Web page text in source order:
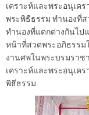
เคราะห์และพระอนุเค
พระพิธีธรรม ทำนองที่
ทำนองที่แตกต่างกันไป
หน้าที่สวดพระอภิธรรม
งานศพในพระบรมราช
เคราะห์และพระอนุเค
พิธีธรรม